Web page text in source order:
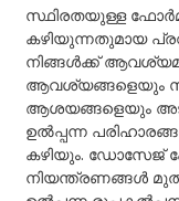
സ്ഥിരതയുള്ള
കഴിയുന്നതുമായ
നിങ്ങൾക്ക്
ആവശ്യങ്ങളെയും
ആശയങ്ങളെയും
ഉൽപ്പന്ന
കഴിയും.
നിയന്ത്രണങ്ങൾ